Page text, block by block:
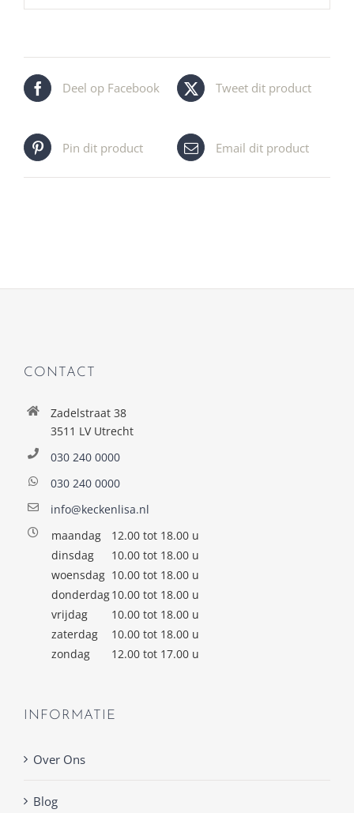
Deel op Facebook Tweet dit product
Pin dit product Email dit product
CONTACT
Zadelstraat 38
3511 LV Utrecht
030 240 0000
030 240 0000
info@keckenlisa.nl
maandag
12.00 tot 18.00 u
dinsdag
10.00 tot 18.00 u
woensdag 10.00 tot 18.00 u
donderdag10.00 tot 18.00 u
vrijdag
10.00 tot 18.00 u
zaterdag
10.00 tot 18.00 u
zondag
12.00 tot 17.00 u
INFORMATIE
Over Ons
Blog